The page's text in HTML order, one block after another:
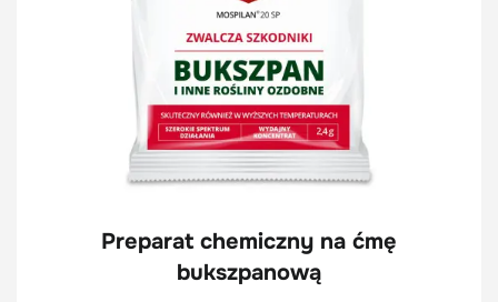
Preparat chemiczny na ćmę
bukszpanową